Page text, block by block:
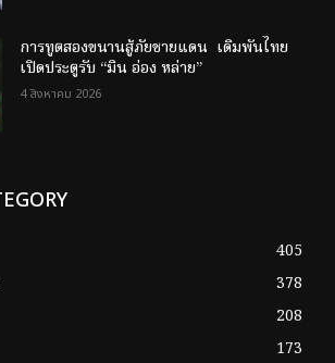
การทูตสองขนานสู้ภัยชายแดน เดิมพันไทย
เปิดประตูรับ “มิน อ่อง หล่าย”
4 สิงหาคม 2026
405
378
208
173